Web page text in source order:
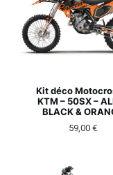
Kit déco
KTM – 50SX –
BLACK &
59,00 €